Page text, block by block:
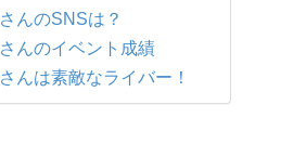
さんのSNSは？
さんのイベント成績
さんは素敵なライバー！